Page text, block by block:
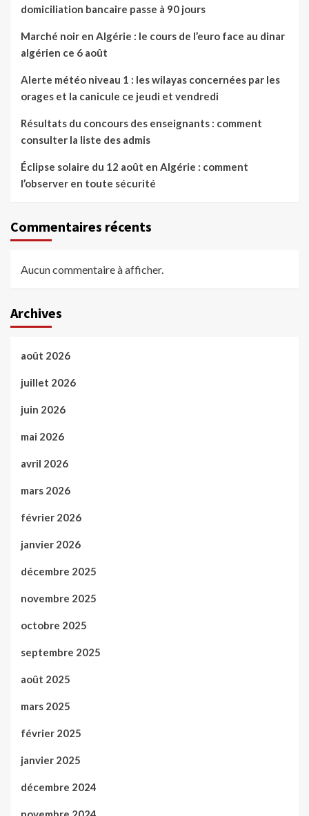
domiciliation bancaire passe à 90 jours
Marché noir en Algérie : le cours de l’euro face au dinar
algérien ce 6 août
Alerte météo niveau 1 : les wilayas concernées par les
orages et la canicule ce jeudi et vendredi
Résultats du concours des enseignants : comment
consulter la liste des admis
Éclipse solaire du 12 août en Algérie : comment
l’observer en toute sécurité
Commentaires récents
Aucun commentaire à afficher.
Archives
août 2026
juillet 2026
juin 2026
mai 2026
avril 2026
mars 2026
février 2026
janvier 2026
décembre 2025
novembre 2025
octobre 2025
septembre 2025
août 2025
mars 2025
février 2025
janvier 2025
décembre 2024